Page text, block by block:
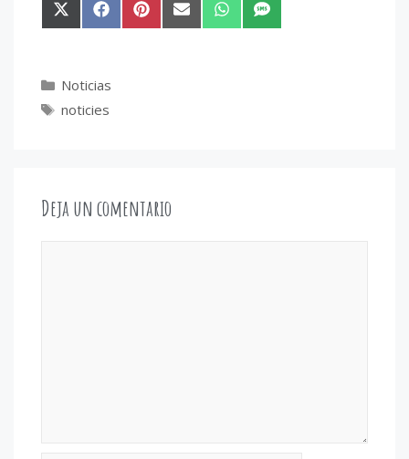
Compartir
en
Compartir
en
Compartir
en
Compartir
en
Compartir
en
Compartir
en
Categorías
Noticias
Etiquetas
noticies
Deja un comentario